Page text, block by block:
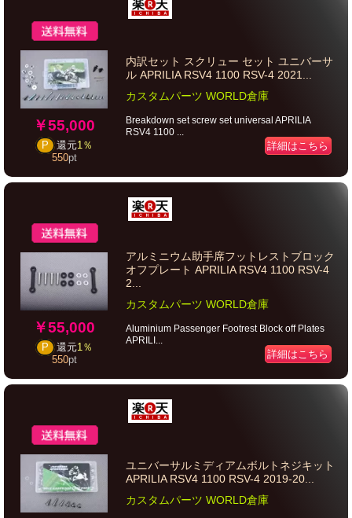
￥55,000
P 還元1％
550pt
内訳セット スクリュー セット ユニバーサ
ル APRILIA RSV4 1100 RSV-4 2021...
カスタムパーツ WORLD倉庫
Breakdown set screw set universal APRILIA
RSV4 1100 ...
詳細はこちら
￥55,000
P 還元1％
550pt
アルミニウム助手席フットレストブロック
オフプレート APRILIA RSV4 1100 RSV-4
2...
カスタムパーツ WORLD倉庫
Aluminium Passenger Footrest Block off Plates
APRILI...
詳細はこちら
ユニバーサルミディアムボルトネジキット
APRILIA RSV4 1100 RSV-4 2019-20...
カスタムパーツ WORLD倉庫